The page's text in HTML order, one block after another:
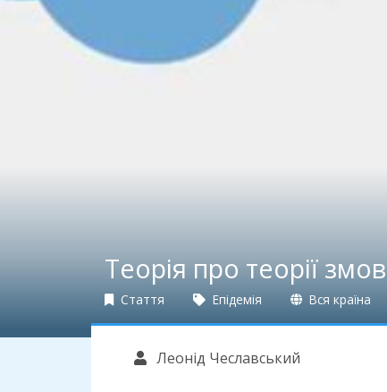
Теорія про теорії змов
Стаття Епідемія Вся країна
Леонід Чеславський